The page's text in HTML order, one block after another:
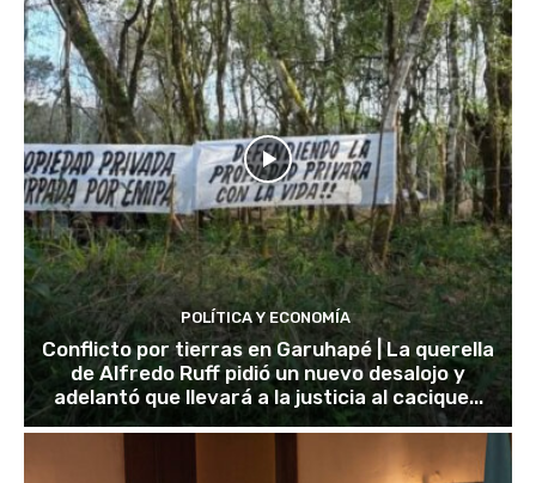
POLÍTICA Y ECONOMÍA
Conflicto por tierras en Garuhapé | La querella
de Alfredo Ruff pidió un nuevo desalojo y
adelantó que llevará a la justicia al cacique...